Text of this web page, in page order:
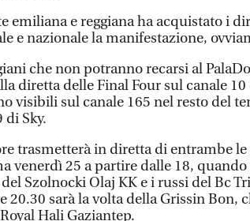
emiliana e reggiana ha acquistato i
e nazionale la manifestazione,
che non potranno recarsi al
diretta delle Final Four sul canale
visibili sul canale 165 nel resto del
di Sky.
trasmetterà in diretta di entrambe
venerdì 25 a partire dalle 18,
Szolnocki Olaj KK e i russi del Bc
20.30 sarà la volta della Grissin Bon,
Hali Gaziantep.